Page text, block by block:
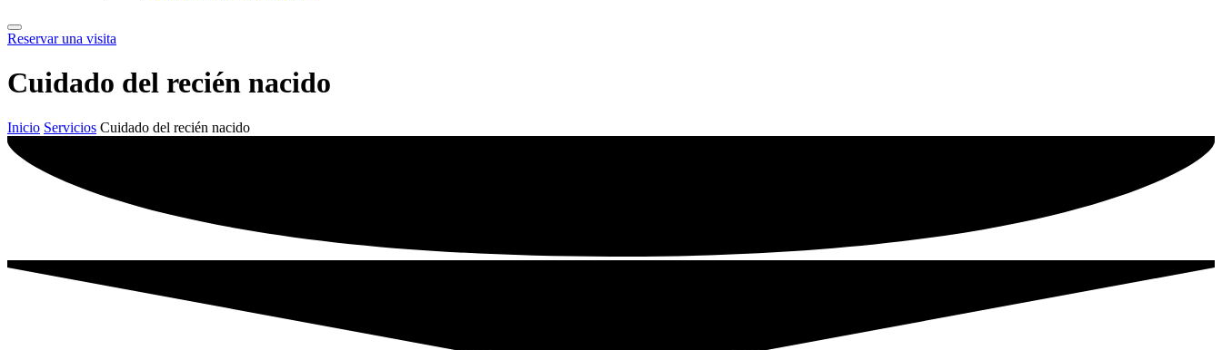
Reservar una visita
Cuidado del recién nacido
Inicio Servicios Cuidado del recién nacido